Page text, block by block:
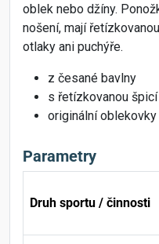
oblek nebo džíny.
nošení, mají
otlaky ani puchýře.
z česané bavlny
s řetízkovanou špicí
originální oblekovky
Parametry
Druh sportu / činnosti